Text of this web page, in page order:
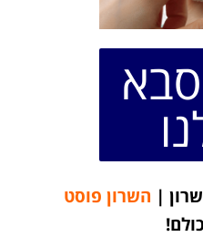
| השרון פוסט